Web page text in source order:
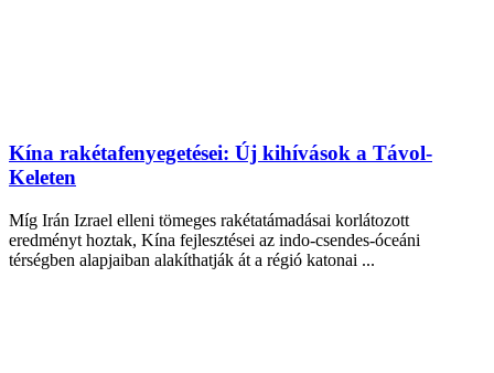
Kína rakétafenyegetései: Új kihívások a Távol-
Keleten
Míg Irán Izrael elleni tömeges rakétatámadásai korlátozott
eredményt hoztak, Kína fejlesztései az indo-csendes-óceáni
térségben alapjaiban alakíthatják át a régió katonai ...